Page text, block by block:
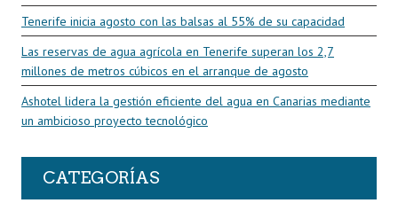
Tenerife inicia agosto con las balsas al 55% de su capacidad
Las reservas de agua agrícola en Tenerife superan los 2,7
millones de metros cúbicos en el arranque de agosto
Ashotel lidera la gestión eficiente del agua en Canarias mediante
un ambicioso proyecto tecnológico
CATEGORÍAS